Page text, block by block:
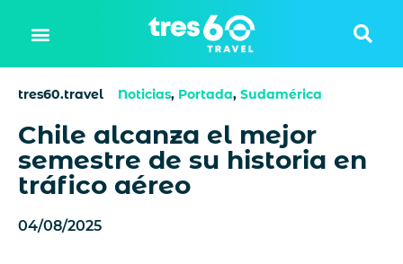
tres60.travel Noticias, Portada, Sudamérica
Chile alcanza el mejor
semestre de su historia en
tráfico aéreo
04/08/2025